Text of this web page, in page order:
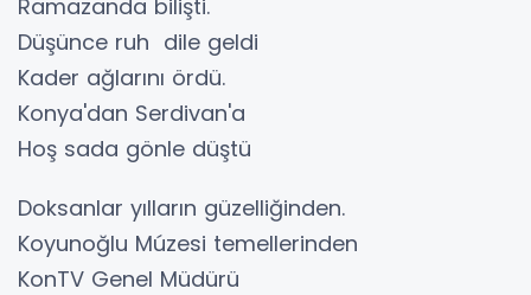
Ramazanda bilişti.
Düşünce ruh dile geldi
Kader ağlarını ördü.
Konya'dan Serdivan'a
Hoş sada gönle düştü
Doksanlar yılların güzelliğinden.
Koyunoğlu Múzesi temellerinden
KonTV Genel Müdürü